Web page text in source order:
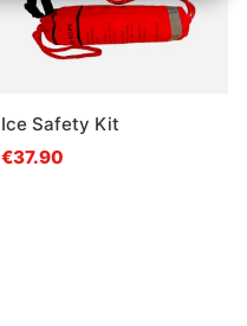
Ice Safety Kit
€37.90